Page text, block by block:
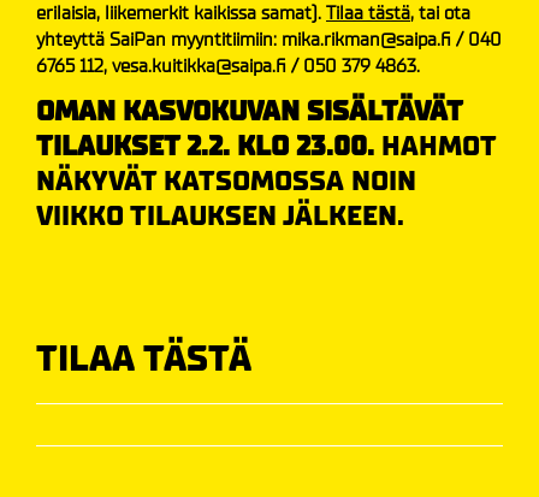
erilaisia, liikemerkit kaikissa samat). Tilaa tästä, tai ota
yhteyttä SaiPan myyntitiimiin: mika.rikman@saipa.fi / 040
6765 112, vesa.kuitikka@saipa.fi / 050 379 4863.
OMAN KASVOKUVAN SISÄLTÄVÄT
TILAUKSET 2.2. KLO 23.00. HAHMOT
NÄKYVÄT KATSOMOSSA NOIN
VIIKKO TILAUKSEN JÄLKEEN.
TILAA TÄSTÄ